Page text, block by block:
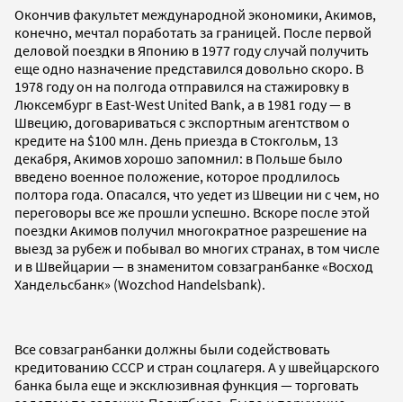
Окончив факультет международной экономики, Акимов,
конечно, мечтал поработать за границей. После первой
деловой поездки в Японию в 1977 году случай получить
еще одно назначение представился довольно скоро. В
1978 году он на полгода отправился на стажировку в
Люксембург в East-West United Bank, а в 1981 году — в
Швецию, договариваться с экспортным агентством о
кредите на $100 млн. День приезда в Стокгольм, 13
декабря, Акимов хорошо запомнил: в Польше было
введено военное положение, которое продлилось
полтора года. Опасался, что уедет из Швеции ни с чем, но
переговоры все же прошли успешно. Вскоре после этой
поездки Акимов получил многократное разрешение на
выезд за рубеж и побывал во многих странах, в том числе
и в Швейцарии — в знаменитом совзагранбанке «Восход
Хандельсбанк» (Wozсhod Handelsbank).
Все совзагранбанки должны были содействовать
кредитованию СССР и стран соцлагеря. А у швейцарского
банка была еще и эксклюзивная функция — торговать